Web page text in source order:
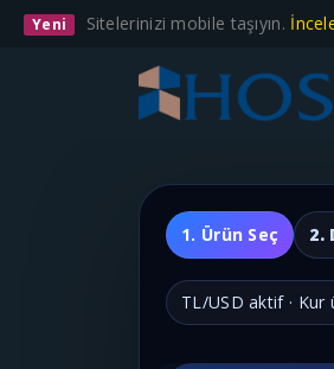
Yeni Sitelerinizi mobile taşıyın.
1. Ürün Seç 2.
TL/USD aktif ·